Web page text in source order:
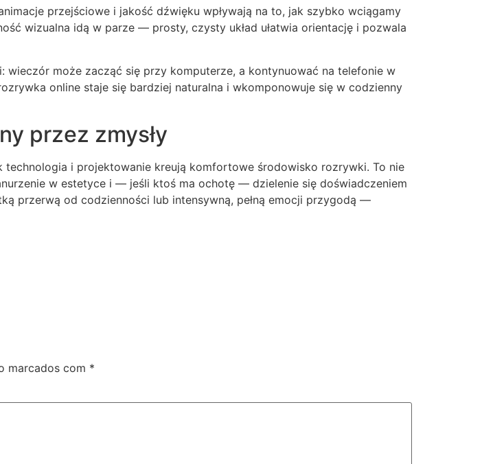
przejściowe i jakość dźwięku wpływają na to, jak szybko wciągamy
wizualna idą w parze — prosty, czysty układ ułatwia orientację i pozwala
wieczór może zacząć się przy komputerze, a kontynuować na telefonie w
online staje się bardziej naturalna i wkomponowuje się w codzienny
przez zmysły
i projektowanie kreują komfortowe środowisko rozrywki. To nie
w estetyce i — jeśli ktoś ma ochotę — dzielenie się doświadczeniem
przerwą od codzienności lub intensywną, pełną emocji przygodą —
marcados com *